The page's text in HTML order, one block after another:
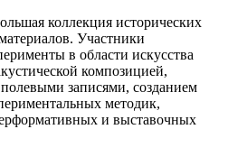
коллекция исторических
Участники
в области искусства
композицией,
записями, созданием
методик,
и выставочных